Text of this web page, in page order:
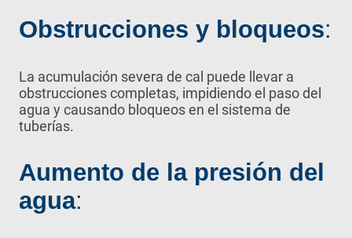
Obstrucciones y bloqueos:
La acumulación severa de cal puede llevar a
obstrucciones completas, impidiendo el paso del
agua y causando bloqueos en el sistema de
tuberías.
Aumento de la presión del
agua: